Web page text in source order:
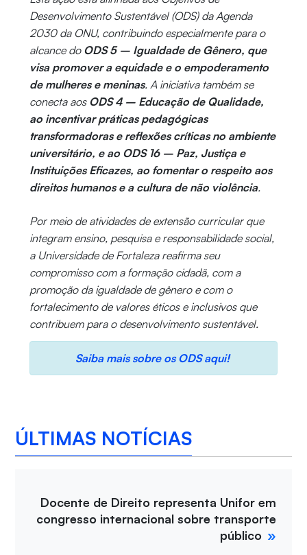
Desenvolvimento Sustentável (ODS) da Agenda
2030 da ONU, contribuindo especialmente para o
alcance do ODS 5 – Igualdade de Gênero, que
visa promover a equidade e o empoderamento
de mulheres e meninas. A iniciativa também se
conecta aos ODS 4 – Educação de Qualidade,
ao incentivar práticas pedagógicas
transformadoras e reflexões críticas no ambiente
universitário, e ao ODS 16 – Paz, Justiça e
Instituições Eficazes, ao fomentar o respeito aos
direitos humanos e a cultura de não violência.
Por meio de atividades de extensão curricular que
integram ensino, pesquisa e responsabilidade social,
a Universidade de Fortaleza reafirma seu
compromisso com a formação cidadã, com a
promoção da igualdade de gênero e com o
fortalecimento de valores éticos e inclusivos que
contribuem para o desenvolvimento sustentável.
Saiba mais sobre os ODS aqui!
ÚLTIMAS NOTÍCIAS
Docente de Direito representa Unifor em
congresso internacional sobre transporte
público